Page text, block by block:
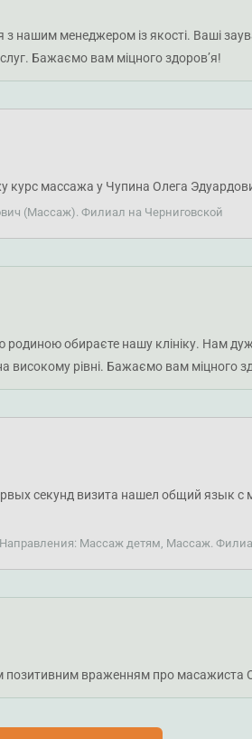
нашим менеджером із якості. Ваші
Бажаємо вам міцного здоров’я!
курс массажа у Чупина Олега
(Массаж). Филиал на Черниговской
родиною обираєте нашу клініку. Нам
високому рівні. Бажаємо вам міцного
секунд визита нашел общий язык
Массаж детям, Массаж.
враженням про масажиста